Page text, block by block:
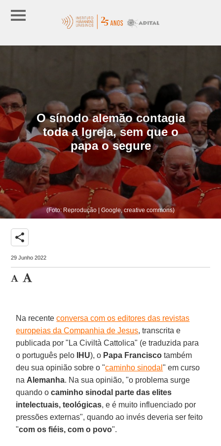
O sínodo alemão contagia
toda a Igreja, sem que o
papa o segure
(Foto: Reprodução | Google, creative commons)
share
29 Junho 2022
Na recenteconversa com os editores das revistas
europeias da Companhia de Jesus, transcrita e
publicada por "La Civiltà Cattolica" (e traduzida para
o português pelo
IHU), o Papa Francisco também
deu sua opinião sobre o "caminho sinodal" em curso
na Alemanha. Na sua opinião, "o problema surge
quando ocaminho sinodal parte das elites
intelectuais, teológicas, e é muito influenciado por
pressões externas", quando ao invés deveria ser feito
"com os fiéis, com o povo".